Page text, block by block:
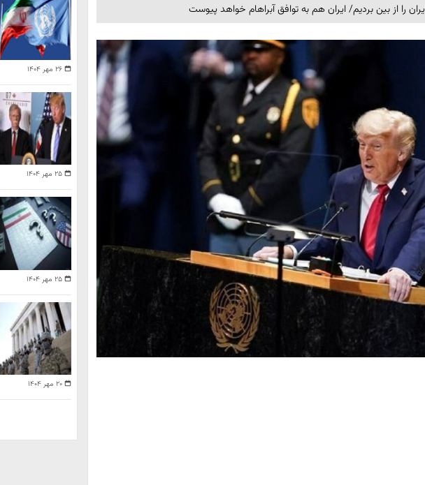
را از بین بردیم/ ایران هم به توافق آبراهام خواهد پیوست
۲۶ مهر ۱۴۰۴
۲۵ مهر ۱۴۰۴
۲۵ مهر ۱۴۰۴
۲۰ مهر ۱۴۰۴